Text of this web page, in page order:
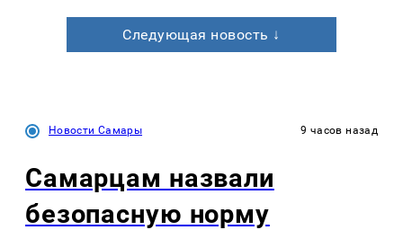
Следующая новость ↓
Новости Самары 9 часов назад
Самарцам назвали
безопасную норму